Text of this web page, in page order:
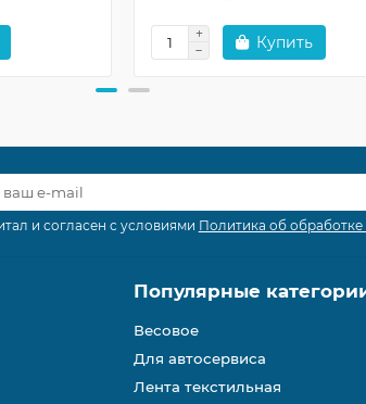
Купить
и согласен с условиями Политика об
Популярные
Весовое
Для автосервиса
Лента текстильная